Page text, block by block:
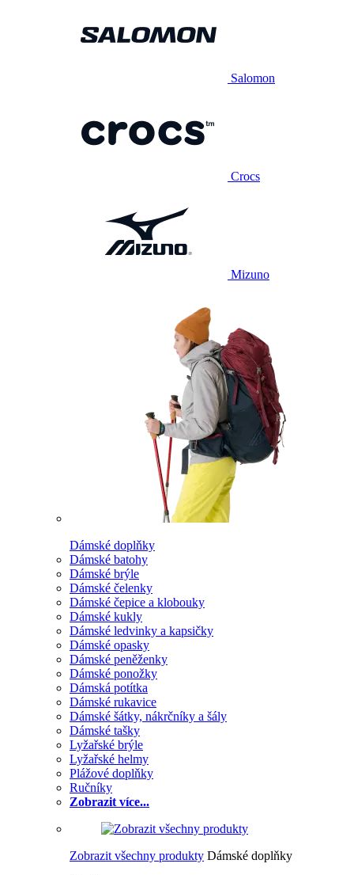
Salomon
Crocs
Mizuno
Dámské doplňky
Dámské batohy
Dámské brýle
Dámské čelenky
Dámské čepice a klobouky
Dámské kukly
Dámské ledvinky a kapsičky
Dámské opasky
Dámské peněženky
Dámské ponožky
Dámská potítka
Dámské rukavice
Dámské šátky, nákrčníky a šály
Dámské tašky
Lyžařské brýle
Lyžařské helmy
Plážové doplňky
Ručníky
Zobrazit více...
Zobrazit všechny produkty Dámské doplňky